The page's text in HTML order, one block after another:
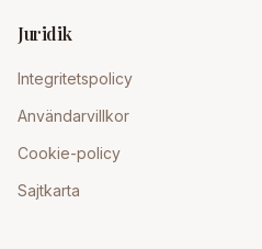
Juridik
Integritetspolicy
Användarvillkor
Cookie-policy
Sajtkarta